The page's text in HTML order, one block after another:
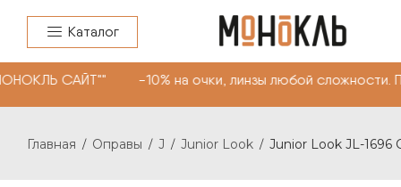
Каталог
САЙТ"" -10% на очки, линзы любой
Главная / Оправы / J / Junior Look / Junior Look JL-1696